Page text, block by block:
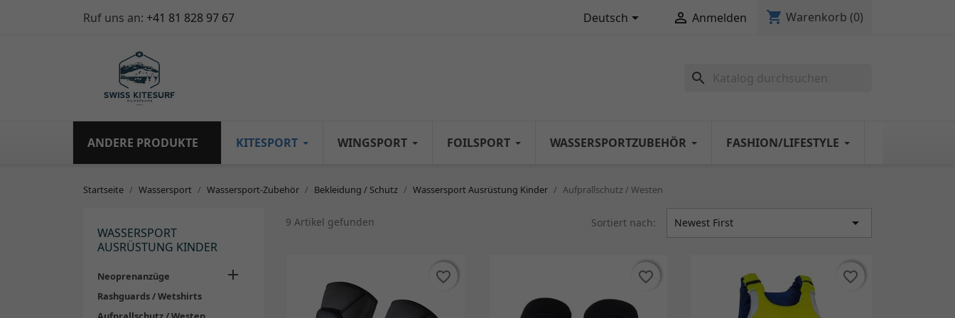
Ruf uns an: +41 81 828 97 67 Deutsch  Anmelden shopping_cart Warenkorb (0)
search
ANDERE PRODUKTE KITESPORT WINGSPORT FOILSPORT WASSERSPORTZUBEHÖR FASHION/LIFESTYLE
Startseite Wassersport Wassersport-Zubehör Bekleidung / Schutz Wassersport Ausrüstung Kinder Aufprallschutz / Westen
WASSERSPORT
AUSRÜSTUNG KINDER
Neoprenanzüge 
Rashguards / Wetshirts
9 Artikel gefunden Sortiert nach: Newest First 
favorite_border
favorite_border favorite_border
favorite_border favorite_border
favorite_border